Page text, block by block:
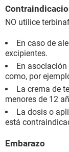
NO utilice
En caso de
excipientes.
En
como, por
La crema de
menores de 12
La dosis o
está
Embarazo